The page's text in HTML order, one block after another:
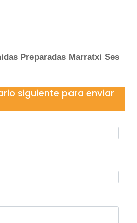
Preparadas Marratxi Ses